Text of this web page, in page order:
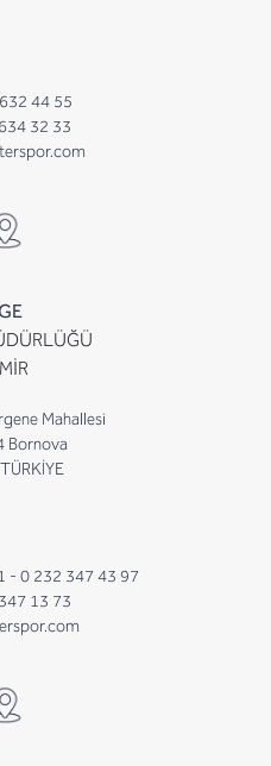
44 55
32 33
Mahallesi
Bornova
- 0 232 347 43 97
13 73